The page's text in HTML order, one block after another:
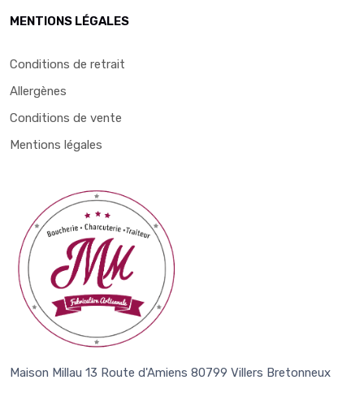
MENTIONS LÉGALES
Conditions de retrait
Allergènes
Conditions de vente
Mentions légales
Maison Millau 13 Route d'Amiens 80799 Villers Bretonneux